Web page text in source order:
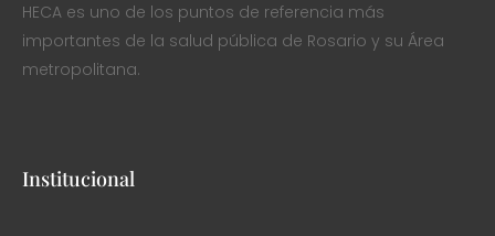
HECA es uno de los puntos de referencia más
importantes de la salud pública de Rosario y su Área
metropolitana.
Institucional